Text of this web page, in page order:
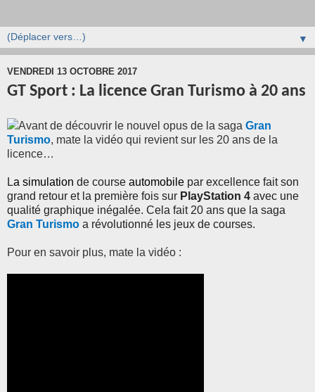
▼
VENDREDI 13 OCTOBRE 2017
GT Sport : La licence Gran Turismo à 20 ans
Avant de découvrir le nouvel opus de la saga Gran
Turismo, mate la vidéo qui revient sur les 20 ans de la
licence…
La simulation de course automobile par excellence fait son
grand retour et la première fois sur PlayStation 4 avec une
qualité graphique inégalée. Cela fait 20 ans que la saga
Gran Turismo a révolutionné les jeux de courses.
Pour en savoir plus, mate la vidéo :